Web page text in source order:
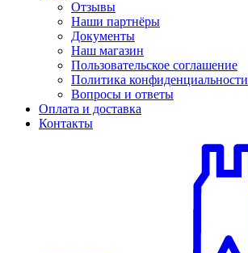
Отзывы
Наши партнёры
Документы
Наш магазин
Пользовательское соглашение
Политика конфиденциальности
Вопросы и ответы
Оплата и доставка
Контакты